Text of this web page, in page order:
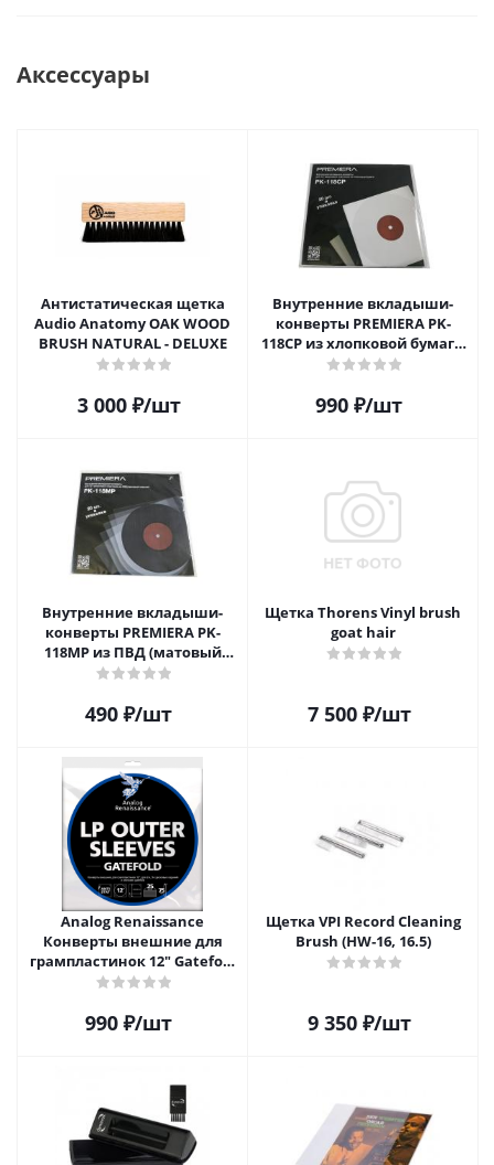
Аксессуары
Антистатическая щетка
Audio Anatomy OAK WOOD
BRUSH NATURAL - DELUXE
3 000₽/шт
Внутренние вкладыши-
конверты PREMIERA PK-
118CP из хлопковой бумаги
для 12" виниловых
990 ₽/шт
Внутренние вкладыши-
конверты PREMIERA PK-
118MP из ПВД (матовый
пластик) для 12" виниловых
490 ₽/шт
Щетка Thorens Vinyl brush
goat hair
7 500₽/шт
Analog Renaissance
Конверты внешние для
грампластинок 12" Gatefold
(25 шт)
990 ₽/шт
Щетка VPI Record Cleaning
Brush (HW-16, 16.5)
9 350₽/шт